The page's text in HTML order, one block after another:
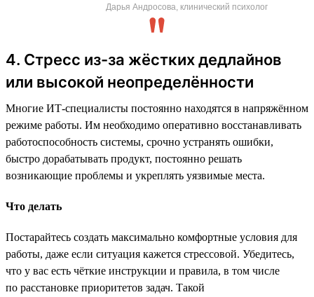
Дарья Андросова, клинический психолог
4. Стресс из-за жёстких дедлайнов
или высокой неопределённости
Многие ИТ-специалисты постоянно находятся в напряжённом
режиме работы. Им необходимо оперативно восстанавливать
работоспособность системы, срочно устранять ошибки,
быстро дорабатывать продукт, постоянно решать
возникающие проблемы и укреплять уязвимые места.
Что делать
Постарайтесь создать максимально комфортные условия для
работы, даже если ситуация кажется стрессовой. Убедитесь,
что у вас есть чёткие инструкции и правила, в том числе
по расстановке приоритетов задач. Такой